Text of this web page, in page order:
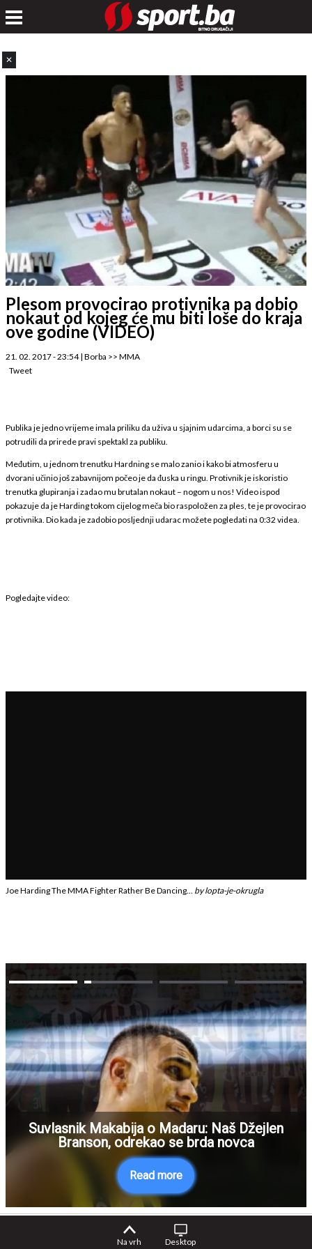
✕
Plesom provocirao protivnika pa dobio
nokaut od kojeg će mu biti loše do kraja
ove godine (VIDEO)
21. 02. 2017 - 23:54| Borba >> MMA
Tweet
Publika je jedno vrijeme imala priliku da uživa u sjajnim udarcima, a borci su se
potrudili da prirede pravi spektakl za publiku.
Međutim, u jednom trenutku Hardning se malo zanio i kako bi atmosferu u
dvorani učinio još zabavnijom počeo je da đuska u ringu. Protivnik je iskoristio
trenutka glupiranja i zadao mu brutalan nokaut – nogom u nos! Video ispod
pokazuje da je Harding tokom cijelog meča bio raspoložen za ples, te je provocirao
protivnika. Dio kada je zadobio posljednji udarac možete pogledati na 0:32 videa.
Pogledajte video:
Joe Harding The MMA Fighter Rather Be Dancing... bylopta-je-okrugla
Suvlasnik Makabija o Madaru: Naš Džejlen
Branson, odrekao se brda novca
Read more
Na vrh Desktop